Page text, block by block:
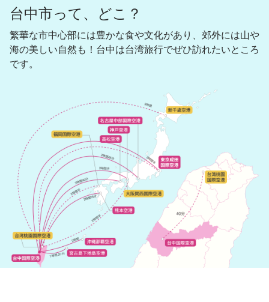
台中市って、どこ？
繁華な市中心部には豊かな食や文化があり、郊外には山や
海の美しい自然も！台中は台湾旅行でぜひ訪れたいところ
です。